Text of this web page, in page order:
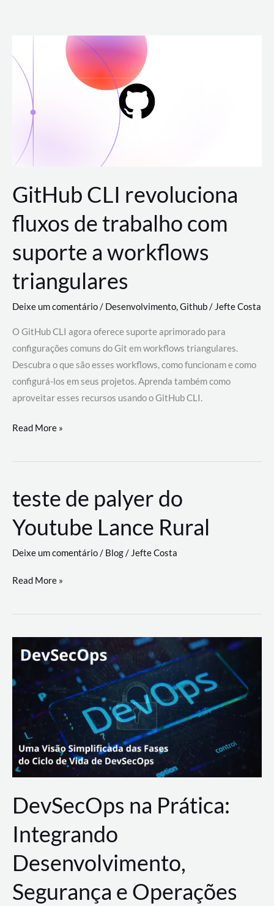
para
conteúdo
GitHub CLI revoluciona
fluxos de trabalho com
suporte a workflows
triangulares
Deixe um comentário/ Desenvolvimento,Github/ Jefte Costa
O GitHub CLI agora oferece suporte aprimorado para
configurações comuns do Git em workflows triangulares.
Descubra o que são esses workflows, como funcionam e como
configurá-los em seus projetos. Aprenda também como
aproveitar esses recursos usando o GitHub CLI.
GitHub
revoluciona
de
trabalho
com
a
workflows
Read More »
teste de palyer do
Youtube Lance Rural
Deixe um comentário/ Blog/ Jefte Costa
teste
palyer
Lance
Rural
Read More »
DevSecOps na Prática:
Integrando
Desenvolvimento,
Segurança e Operações